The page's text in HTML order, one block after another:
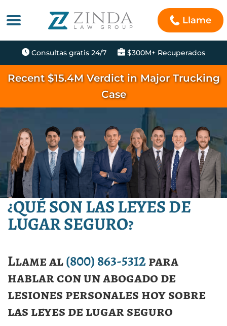
Llame
Consultas gratis 24/7 $300M+ Recuperados
Recent $15.4M Verdict in Major Trucking
Case
¿QUÉ SON LAS LEYES DE
LUGAR SEGURO?
Llame al(800) 863-5312para
hablar con un abogado de
lesiones personales hoy sobre
las leyes de lugar seguro